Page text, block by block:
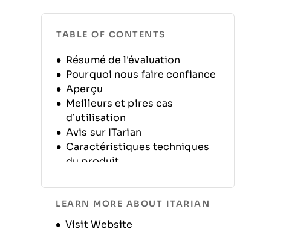
TABLE OF CONTENTS
Résumé de l'évaluation
Pourquoi nous faire confiance
Aperçu
Meilleurs et pires cas
d’utilisation
Avis sur ITarian
Caractéristiques techniques
du produit
FAQ
Historique de l’entreprise
LEARN MORE ABOUT ITARIAN
Visit Website
Opens new window